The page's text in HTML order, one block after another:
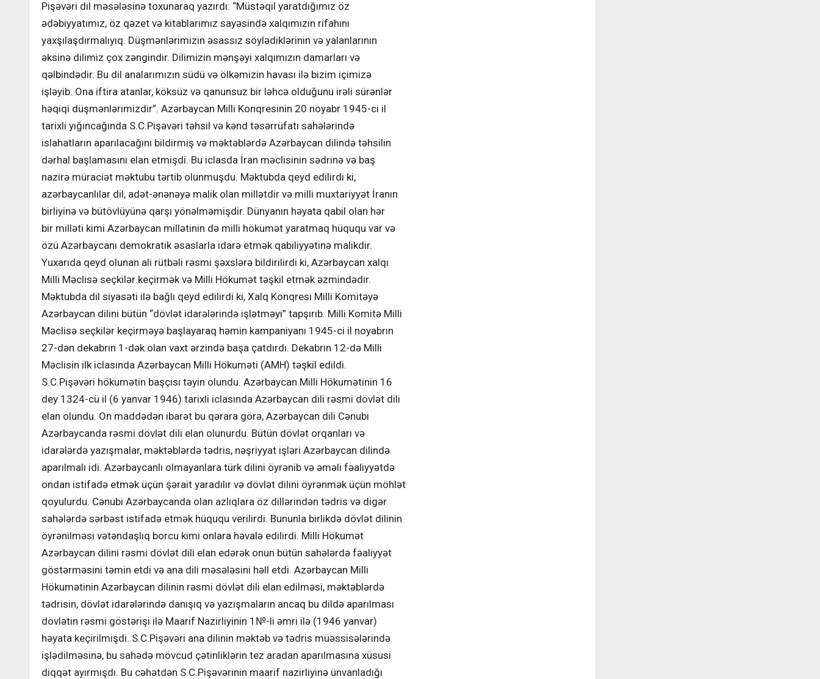
Pişəvəri dil məsələsinə toxunaraq yazırdı: “Müstəqil yaratdığımız öz
ədəbiyyatımız, öz qəzet və kitablarımız sayəsində xalqımızın rifahını
yaxşılaşdırmalıyıq. Düşmənlərimizin əsassız söylədiklərinin və yalanlarının
əksinə dilimiz çox zəngindir. Dilimizin mənşəyi xalqımızın damarları və
qəlbindədir. Bu dil analarımızın südü və ölkəmizin havası ilə bizim içimizə
işləyib. Ona iftira atanlar, köksüz və qanunsuz bir ləhcə olduğunu irəli sürənlər
həqiqi düşmənlərimizdir”. Azərbaycan Milli Konqresinin 20 noyabr 1945-ci il
tarixli yığıncağında S.C.Pişəvəri təhsil və kənd təsərrüfatı sahələrində
islahatların aparılacağını bildirmiş və məktəblərdə Azərbaycan dilində təhsilin
dərhal başlamasını elan etmişdi. Bu iclasda İran məclisinin sədrinə və baş
nazirə müraciət məktubu tərtib olunmuşdu. Məktubda qeyd edilirdi ki,
azərbaycanlılar dil, adət-ənənəyə malik olan millətdir və milli muxtariyyət İranın
birliyinə və bütövlüyünə qarşı yönəlməmişdir. Dünyanın həyata qabil olan hər
bir milləti kimi Azərbaycan millətinin də milli hökumət yaratmaq hüququ var və
özü Azərbaycanı demokratik əsaslarla idarə etmək qabiliyyətinə malikdir.
Yuxarıda qeyd olunan ali rütbəli rəsmi şəxslərə bildirilirdi ki, Azərbaycan xalqı
Milli Məclisə seçkilər keçirmək və Milli Hökumət təşkil etmək əzmindədir.
Məktubda dil siyasəti ilə bağlı qeyd edilirdi ki, Xalq Konqresi Milli Komitəyə
Azərbaycan dilini bütün “dövlət idarələrində işlətməyi” tapşırıb. Milli Komitə Milli
Məclisə seçkilər keçirməyə başlayaraq həmin kampaniyanı 1945-ci il noyabrın
27-dən dekabrın 1-dək olan vaxt ərzində başa çatdırdı. Dekabrın 12-də Milli
Məclisin ilk iclasında Azərbaycan Milli Hökuməti (AMH) təşkil edildi.
S.C.Pişəvəri hökumətin başçısı təyin olundu. Azərbaycan Milli Hökumətinin 16
dey 1324-cü il (6 yanvar 1946) tarixli iclasında Azərbaycan dili rəsmi dövlət dili
elan olundu. On maddədən ibarət bu qərara görə, Azərbaycan dili Cənubi
Azərbaycanda rəsmi dövlət dili elan olunurdu. Bütün dövlət orqanları və
idarələrdə yazışmalar, məktəblərdə tədris, nəşriyyat işləri Azərbaycan dilində
aparılmalı idi. Azərbaycanlı olmayanlara türk dilini öyrənib və əməli fəaliyyətdə
ondan istifadə etmək üçün şərait yaradılır və dövlət dilini öyrənmək üçün möhlət
qoyulurdu. Cənubi Azərbaycanda olan azlıqlara öz dillərindən tədris və digər
sahələrdə sərbəst istifadə etmək hüququ verilirdi. Bununla birlikdə dövlət dilinin
öyrənilməsi vətəndaşlıq borcu kimi onlara həvalə edilirdi. Milli Hökumət
Azərbaycan dilini rəsmi dövlət dili elan edərək onun bütün sahələrdə fəaliyyət
göstərməsini təmin etdi və ana dili məsələsini həll etdi. Azərbaycan Milli
Hökumətinin Azərbaycan dilinin rəsmi dövlət dili elan edilməsi, məktəblərdə
tədrisin, dövlət idarələrində danışıq və yazışmaların ancaq bu dildə aparılması
dövlətin rəsmi göstərişi ilə Maarif Nazirliyinin 1№-li əmri ilə (1946 yanvar)
həyata keçirilmişdi. S.C.Pişəvəri ana dilinin məktəb və tədris müəssisələrində
işlədilməsinə, bu sahədə mövcud çətinliklərin tez aradan aparılmasına xüsusi
diqqət ayırmışdı. Bu cəhətdən S.C.Pişəvərinin maarif nazirliyinə ünvanladığı